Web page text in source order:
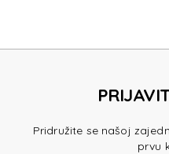
Pridružite se našoj
prvu